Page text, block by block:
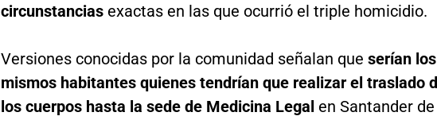
circunstancias exactas en las que ocurrió el triple homicidio.
Versiones conocidas por la comunidad señalan que serían los
mismos habitantes quienes tendrían que realizar el traslado
los cuerpos hasta la sede de Medicina Legal en Santander de